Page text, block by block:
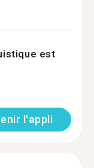
est
l'appli